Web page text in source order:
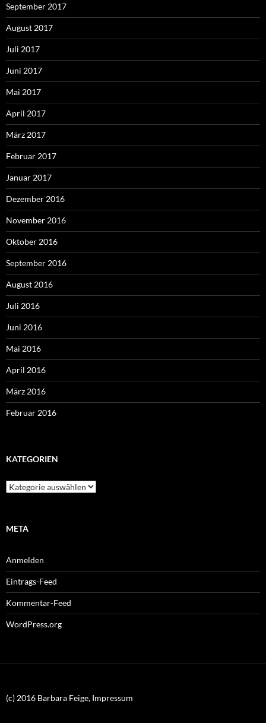
September 2017
August 2017
Juli 2017
Juni 2017
Mai 2017
April 2017
März 2017
Februar 2017
Januar 2017
Dezember 2016
November 2016
Oktober 2016
September 2016
August 2016
Juli 2016
Juni 2016
Mai 2016
April 2016
März 2016
Februar 2016
KATEGORIEN
Kategorien
META
Anmelden
Eintrags-Feed
Kommentar-Feed
WordPress.org
(c) 2016 Barbara Feige, Impressum